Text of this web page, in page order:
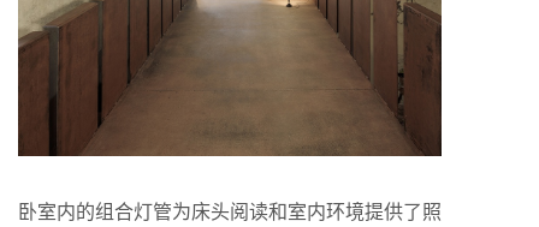
卧室内的组合灯管为床头阅读和室内环境提供了照